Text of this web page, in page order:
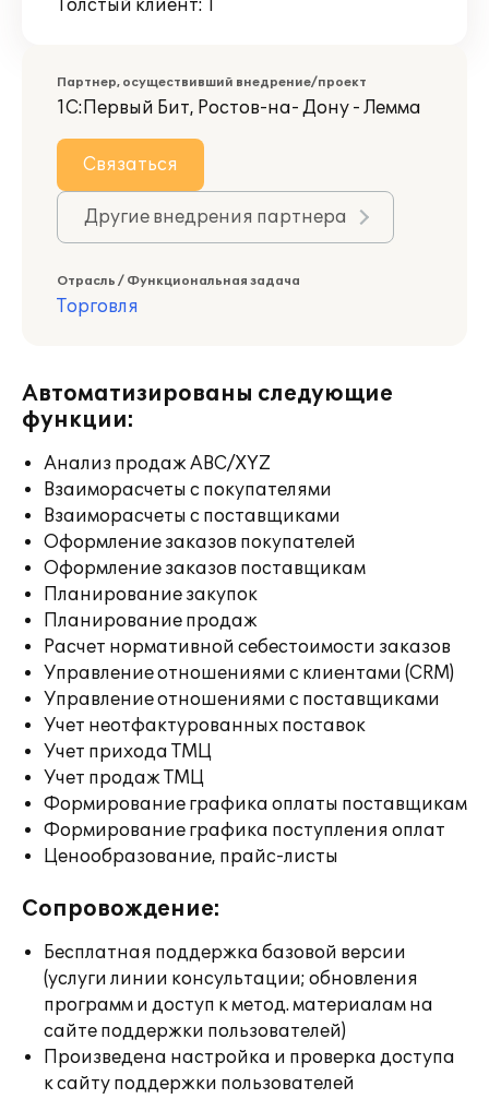
Толстый клиент: 1
Партнер, осуществивший внедрение/проект
1С:Первый Бит, Ростов-на- Дону - Лемма
Связаться
Другие внедрения партнера
Отрасль / Функциональная задача
Торговля
Автоматизированы следующие
функции:
Анализ продаж ABC/XYZ
Взаиморасчеты с покупателями
Взаиморасчеты с поставщиками
Оформление заказов покупателей
Оформление заказов поставщикам
Планирование закупок
Планирование продаж
Расчет нормативной себестоимости заказов
Управление отношениями с клиентами (CRM)
Управление отношениями с поставщиками
Учет неотфактурованных поставок
Учет прихода ТМЦ
Учет продаж ТМЦ
Формирование графика оплаты поставщикам
Формирование графика поступления оплат
Ценообразование, прайс-листы
Сопровождение:
Бесплатная поддержка базовой версии
(услуги линии консультации; обновления
программ и доступ к метод. материалам на
сайте поддержки пользователей)
Произведена настройка и проверка доступа
к сайту поддержки пользователей